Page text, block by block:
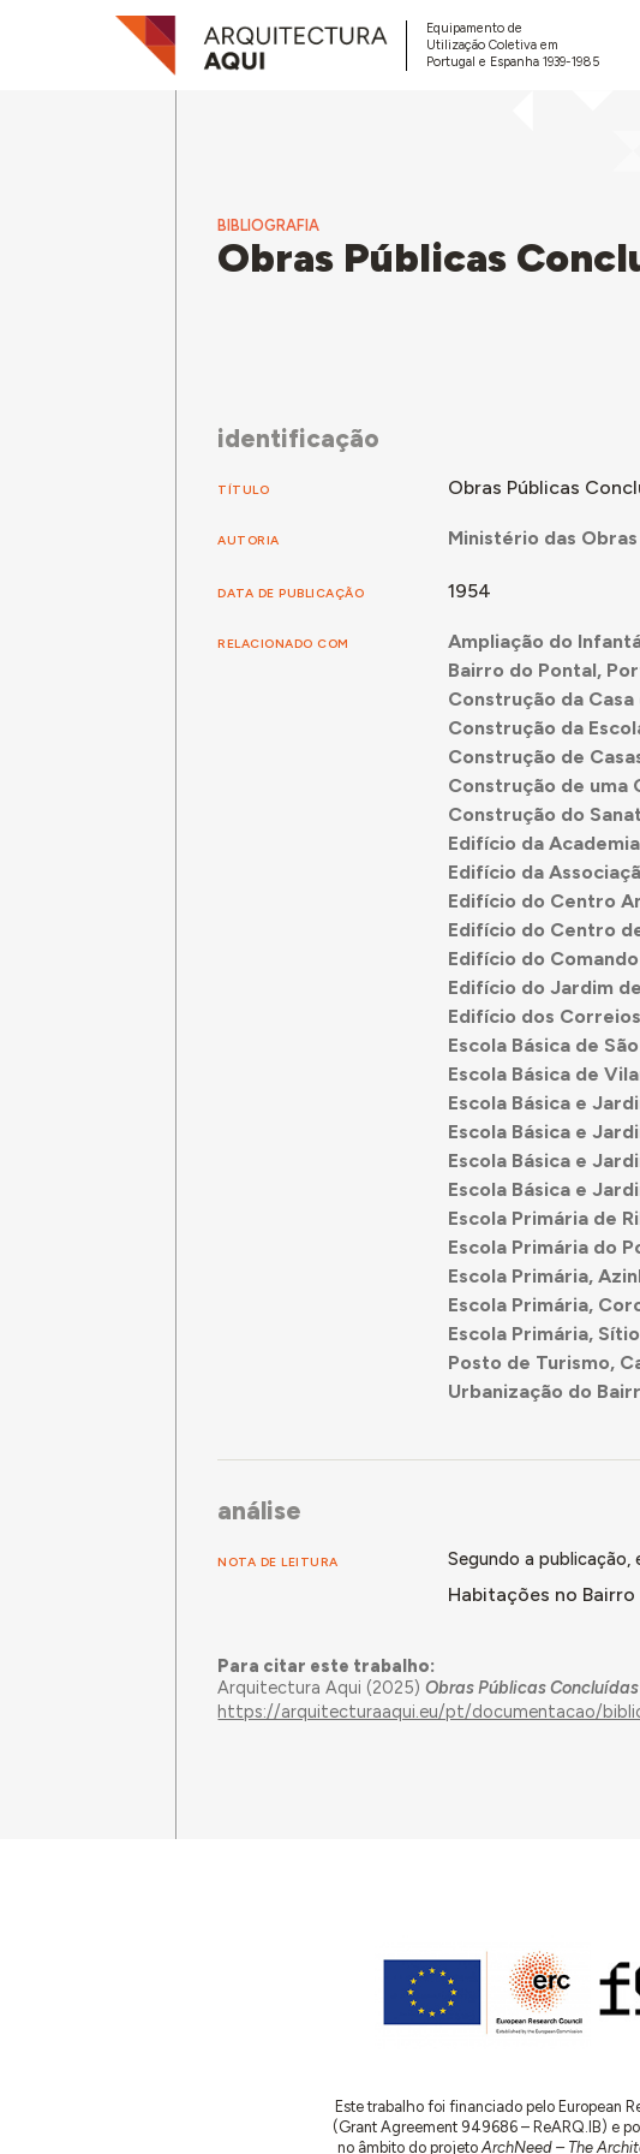
Equipamento de
Utilização Coletiva em
Portugal e Espanha 1939-1985
BIBLIOGRAFIA
Obras Públicas
identificação
TÍTULO Obras Públicas
AUTORIA Ministério das
DATA DE PUBLICAÇÃO 1954
RELACIONADO COM Ampliação do
Bairro do Pontal,
Construção da
Construção da
Construção de
Construção de uma
Construção do
Edifício da
Edifício da
Edifício do Centro
Edifício do Centro
Edifício do
Edifício do Jardim
Edifício dos
Escola Básica de
Escola Básica de
Escola Básica e
Escola Básica e
Escola Básica e
Escola Básica e
Escola Primária de
Escola Primária do
Escola Primária,
Escola Primária,
Escola Primária,
Posto de Turismo,
Urbanização do
análise
NOTA DE LEITURA Segundo a publicação,
Habitações no Bairro
Para citar este trabalho:
Arquitectura Aqui (2025)Obras Públicas Concluídas
https://arquitecturaaqui.eu/pt/documentacao/
Este trabalho foi financiado pelo European
(Grant Agreement 949686 – ReARQ.IB) e
no âmbito do projeto ArchNeed – The